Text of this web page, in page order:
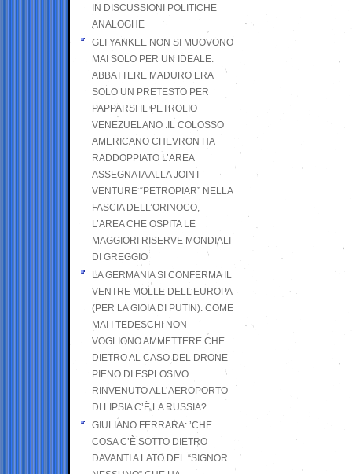
IN DISCUSSIONI POLITICHE
ANALOGHE
GLI YANKEE NON SI MUOVONO
MAI SOLO PER UN IDEALE:
ABBATTERE MADURO ERA
SOLO UN PRETESTO PER
PAPPARSI IL PETROLIO
VENEZUELANO .IL COLOSSO
AMERICANO CHEVRON HA
RADDOPPIATO L’AREA
ASSEGNATA ALLA JOINT
VENTURE “PETROPIAR” NELLA
FASCIA DELL’ORINOCO,
L’AREA CHE OSPITA LE
MAGGIORI RISERVE MONDIALI
DI GREGGIO
LA GERMANIA SI CONFERMA IL
VENTRE MOLLE DELL’EUROPA
(PER LA GIOIA DI PUTIN). COME
MAI I TEDESCHI NON
VOGLIONO AMMETTERE CHE
DIETRO AL CASO DEL DRONE
PIENO DI ESPLOSIVO
RINVENUTO ALL’AEROPORTO
DI LIPSIA C’È LA RUSSIA?
GIULIANO FERRARA: ’CHE
COSA C’È SOTTO DIETRO
DAVANTI A LATO DEL “SIGNOR